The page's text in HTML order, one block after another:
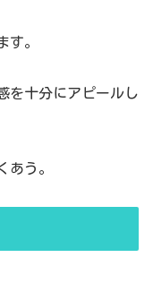
す。
を十分にアピールし
あう。